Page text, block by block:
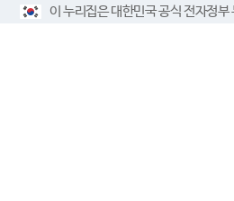
이 누리집은 대한민국 공식 전자정부